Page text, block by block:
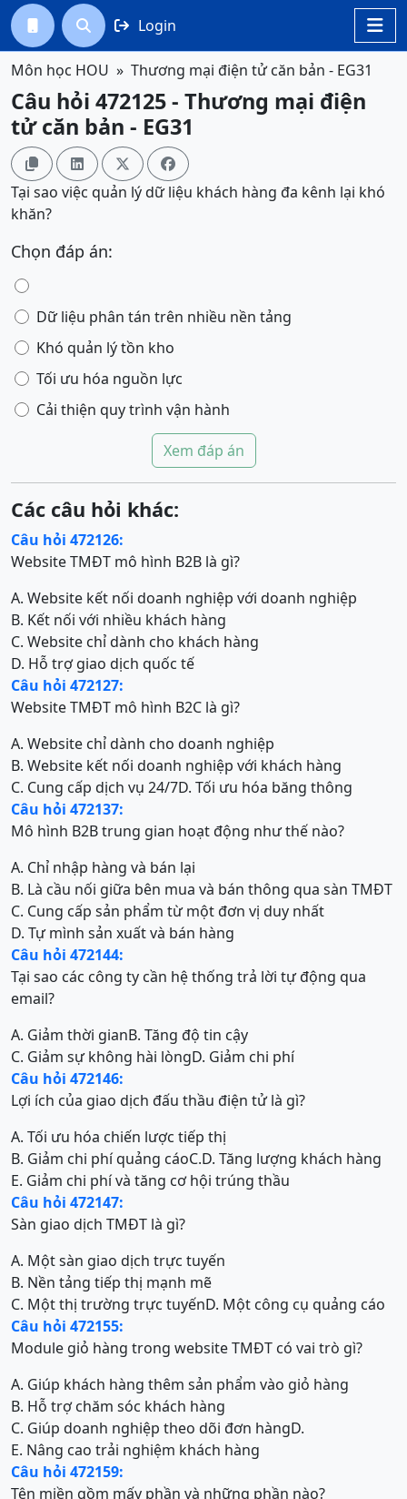

  Login
Môn học HOU Thương mại điện tử căn bản - EG31
Câu hỏi 472125 - Thương mại điện
tử căn bản - EG31
   
Tại sao việc quản lý dữ liệu khách hàng đa kênh lại khó
khăn?
Chọn đáp án:
Dữ liệu phân tán trên nhiều nền tảng
Khó quản lý tồn kho
Tối ưu hóa nguồn lực
Cải thiện quy trình vận hành
Xem đáp án
Các câu hỏi khác:
Câu hỏi 472126:
Website TMĐT mô hình B2B là gì?
A. Website kết nối doanh nghiệp với doanh nghiệp
B. Kết nối với nhiều khách hàng
C. Website chỉ dành cho khách hàng
D. Hỗ trợ giao dịch quốc tế
Câu hỏi 472127:
Website TMĐT mô hình B2C là gì?
A. Website chỉ dành cho doanh nghiệp
B. Website kết nối doanh nghiệp với khách hàng
C. Cung cấp dịch vụ 24/7D. Tối ưu hóa băng thông
Câu hỏi 472137:
Mô hình B2B trung gian hoạt động như thế nào?
A. Chỉ nhập hàng và bán lại
B. Là cầu nối giữa bên mua và bán thông qua sàn TMĐT
C. Cung cấp sản phẩm từ một đơn vị duy nhất
D. Tự mình sản xuất và bán hàng
Câu hỏi 472144:
Tại sao các công ty cần hệ thống trả lời tự động qua
email?
A. Giảm thời gianB. Tăng độ tin cậy
C. Giảm sự không hài lòngD. Giảm chi phí
Câu hỏi 472146:
Lợi ích của giao dịch đấu thầu điện tử là gì?
A. Tối ưu hóa chiến lược tiếp thị
B. Giảm chi phí quảng cáoC.D. Tăng lượng khách hàng
E. Giảm chi phí và tăng cơ hội trúng thầu
Câu hỏi 472147:
Sàn giao dịch TMĐT là gì?
A. Một sàn giao dịch trực tuyến
B. Nền tảng tiếp thị mạnh mẽ
C. Một thị trường trực tuyếnD. Một công cụ quảng cáo
Câu hỏi 472155:
Module giỏ hàng trong website TMĐT có vai trò gì?
A. Giúp khách hàng thêm sản phẩm vào giỏ hàng
B. Hỗ trợ chăm sóc khách hàng
C. Giúp doanh nghiệp theo dõi đơn hàngD.
E. Nâng cao trải nghiệm khách hàng
Câu hỏi 472159:
Tên miền gồm mấy phần và những phần nào?